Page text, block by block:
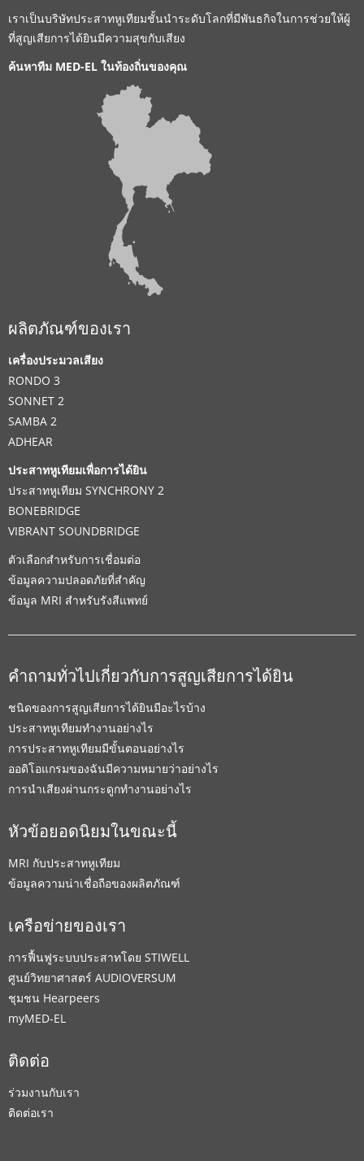
เราเป็นบริษัทประสาทหูเทียมชั้นนำระดับโลกที่มีพันธกิจในการช่วยให้ผู้
ที่สูญเสียการได้ยินมีความสุขกับเสียง
ค้นหาทีม MED-EL ในท้องถิ่นของคุณ
ผลิตภัณฑ์ของเรา
เครื่องประมวลเสียง
RONDO 3
SONNET 2
SAMBA 2
ADHEAR
ประสาทหูเทียมเพื่อการได้ยิน
ประสาทหูเทียม SYNCHRONY 2
BONEBRIDGE
VIBRANT SOUNDBRIDGE
ตัวเลือกสำหรับการเชื่อมต่อ
ข้อมูลความปลอดภัยที่สำคัญ
ข้อมูล MRI สำหรับรังสีแพทย์
คำถามทั่วไปเกี่ยวกับการสูญเสียการได้ยิน
ชนิดของการสูญเสียการได้ยินมีอะไรบ้าง
ประสาทหูเทียมทำงานอย่างไร
การประสาทหูเทียมมีขั้นตอนอย่างไร
ออดิโอแกรมของฉันมีความหมายว่าอย่างไร
การนำเสียงผ่านกระดูกทำงานอย่างไร
หัวข้อยอดนิยมในขณะนี้
MRI กับประสาทหูเทียม
ข้อมูลความน่าเชื่อถือของผลิตภัณฑ์
เครือข่ายของเรา
การฟื้นฟูระบบประสาทโดย STIWELL
ศูนย์วิทยาศาสตร์ AUDIOVERSUM
ชุมชน Hearpeers
myMED‑EL
ติดต่อ
ร่วมงานกับเรา
ติดต่อเรา